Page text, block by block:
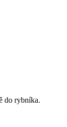
do rybníka.